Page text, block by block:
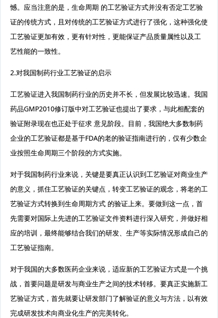
憾。应当注意的是，生命周期 的工艺验证方式并没有否定工艺验
证的传统方式，且对传统的工艺验证方式进行了强化，这种强化使
工艺验证更加有效，更有针对性，更能保证产品质量属性以及工
艺性能的一致性。
2.对我国制药行业工艺验证的启示
工艺验证进入我国制药行业的历史并不长，但发展比较迅速。我国
药品GMP2010修订版中对工艺验证也提出了要求，与此相配套的
验证附录现在也正处于征求 意见阶段。目前，我国绝大多数制药
企业的工艺验证都是基于FDA的老的验证指南进行的，仅有少数企
业按照生命周期三个阶段的方式实施。
对于我国制药行业来说，关键是要真正认识到工艺验证对商业生产
的意义，抓住工艺验证的关键点，转变工艺验证的观念，将老的工
艺验证方式转换到生命周期方式 的验证上来。要做到这一点，首
先需要对国际上先进的工艺验证文件资料进行深入研究，并做好相
应的培训，最终能够结合我们的研发、生产等实际情况形成自己的
工艺验证指南。
对于我国的大多数医药企业来说，适应新的工艺验证方式是一个挑
战，首要问题是研发与商业生产之间的技术转移。要真正实施新工
艺验证方式，首先就要让研发部门了解验证的意义与方法，以有效
完成研发技术向商业化生产的完美转化。